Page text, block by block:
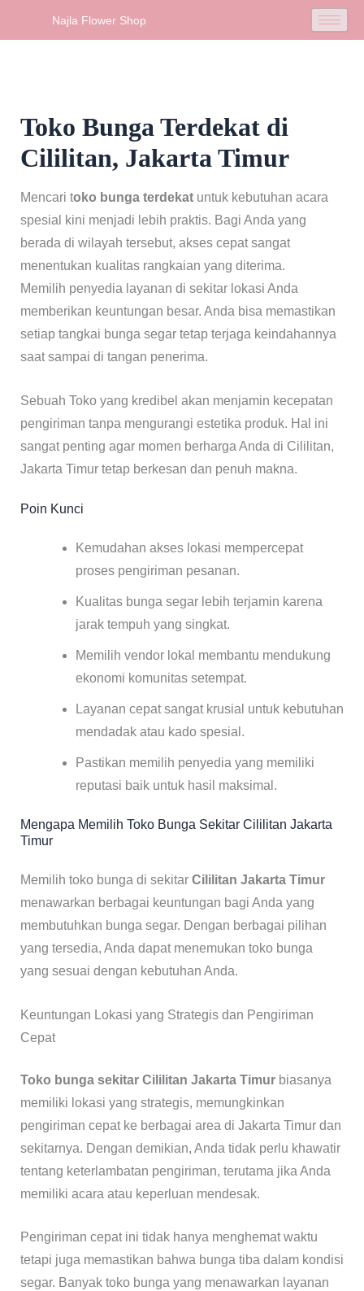
Najla Flower Shop
Toko Bunga Terdekat di
Cililitan, Jakarta Timur
Mencari toko bunga terdekatuntuk kebutuhan acara
spesial kini menjadi lebih praktis. Bagi Anda yang
berada di wilayah tersebut, akses cepat sangat
menentukan kualitas rangkaian yang diterima.
Memilih penyedia layanan di sekitar lokasi Anda
memberikan keuntungan besar. Anda bisa memastikan
setiap tangkai bunga segar tetap terjaga keindahannya
saat sampai di tangan penerima.
Sebuah Toko yang kredibel akan menjamin kecepatan
pengiriman tanpa mengurangi estetika produk. Hal ini
sangat penting agar momen berharga Anda di Cililitan,
Jakarta Timur tetap berkesan dan penuh makna.
Poin Kunci
Kemudahan akses lokasi mempercepat
proses pengiriman pesanan.
Kualitas bunga segar lebih terjamin karena
jarak tempuh yang singkat.
Memilih vendor lokal membantu mendukung
ekonomi komunitas setempat.
Layanan cepat sangat krusial untuk kebutuhan
mendadak atau kado spesial.
Pastikan memilih penyedia yang memiliki
reputasi baik untuk hasil maksimal.
Mengapa Memilih Toko Bunga Sekitar Cililitan Jakarta
Timur
Memilih toko bunga di sekitar Cililitan Jakarta Timur
menawarkan berbagai keuntungan bagi Anda yang
membutuhkan bunga segar. Dengan berbagai pilihan
yang tersedia, Anda dapat menemukan toko bunga
yang sesuai dengan kebutuhan Anda.
Keuntungan Lokasi yang Strategis dan Pengiriman
Cepat
Toko bunga sekitar Cililitan Jakarta Timurbiasanya
memiliki lokasi yang strategis, memungkinkan
pengiriman cepat ke berbagai area di Jakarta Timur dan
sekitarnya. Dengan demikian, Anda tidak perlu khawatir
tentang keterlambatan pengiriman, terutama jika Anda
memiliki acara atau keperluan mendesak.
Pengiriman cepat ini tidak hanya menghemat waktu
tetapi juga memastikan bahwa bunga tiba dalam kondisi
segar. Banyak toko bunga yang menawarkan layanan